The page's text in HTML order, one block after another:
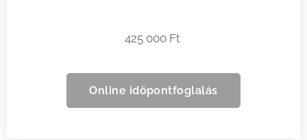
425 000 Ft
Online időpontfoglalás